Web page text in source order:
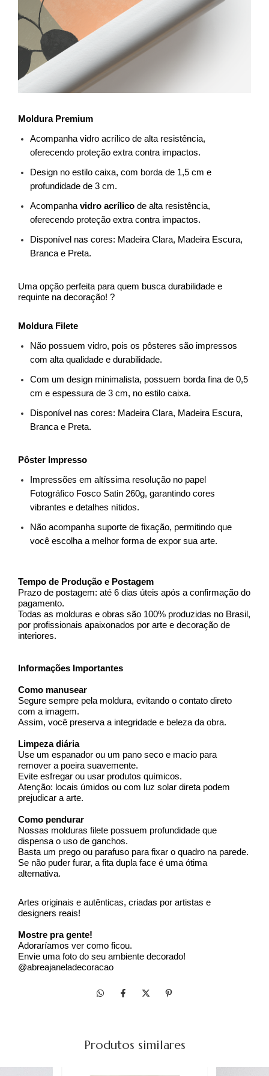
Moldura Premium
Acompanha vidro acrílico de alta resistência,
oferecendo proteção extra contra impactos.
Design no estilo caixa, com borda de 1,5 cm e
profundidade de 3 cm.
Acompanha vidro acrílico de alta resistência,
oferecendo proteção extra contra impactos.
Disponível nas cores: Madeira Clara, Madeira Escura,
Branca e Preta.
Uma opção perfeita para quem busca durabilidade e
requinte na decoração! ?
Moldura Filete
Não possuem vidro, pois os pôsteres são impressos
com alta qualidade e durabilidade.
Com um design minimalista, possuem borda fina de 0,5
cm e espessura de 3 cm, no estilo caixa.
Disponível nas cores: Madeira Clara, Madeira Escura,
Branca e Preta.
Pôster Impresso
Impressões em altíssima resolução no papel
Fotográfico Fosco Satin 260g, garantindo cores
vibrantes e detalhes nítidos.
Não acompanha suporte de fixação, permitindo que
você escolha a melhor forma de expor sua arte.
Tempo de Produção e Postagem
Prazo de postagem: até 6 dias úteis após a confirmação do
pagamento.
Todas as molduras e obras são 100% produzidas no Brasil,
por profissionais apaixonados por arte e decoração de
interiores.
Informações Importantes
Como manusear
Segure sempre pela moldura, evitando o contato direto
com a imagem.
Assim, você preserva a integridade e beleza da obra.
Limpeza diária
Use um espanador ou um pano seco e macio para
remover a poeira suavemente.
Evite esfregar ou usar produtos químicos.
Atenção: locais úmidos ou com luz solar direta podem
prejudicar a arte.
Como pendurar
Nossas molduras filete possuem profundidade que
dispensa o uso de ganchos.
Basta um prego ou parafuso para fixar o quadro na parede.
Se não puder furar, a fita dupla face é uma ótima
alternativa.
Artes originais e autênticas, criadas por artistas e
designers reais!
Mostre pra gente!
Adoraríamos ver como ficou.
Envie uma foto do seu ambiente decorado!
@abreajaneladecoracao
Produtos similares